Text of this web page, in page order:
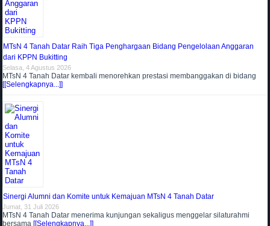
MTsN 4 Tanah Datar Raih Tiga Penghargaan Bidang Pengelolaan Anggaran
dari KPPN Bukitting
Selasa, 4 Agustus 2026
MTsN 4 Tanah Datar kembali menorehkan prestasi membanggakan di bidang
[[Selengkapnya...]]
Sinergi Alumni dan Komite untuk Kemajuan MTsN 4 Tanah Datar
Jumat, 31 Juli 2026
MTsN 4 Tanah Datar menerima kunjungan sekaligus menggelar silaturahmi
bersama [[Selengkapnya...]]